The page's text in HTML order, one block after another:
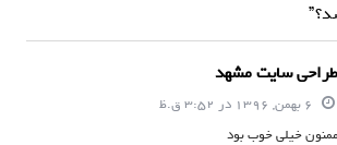
طراحی سایت مشهد
ممنون خیلی خوب بود